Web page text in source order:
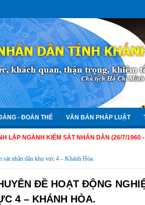
- ĐOÀN THỂ VĂN BẢN PHÁP LUẬT
KIỂM SÁT NHÂN DÂN (26/7/1960 - 26/7/
sát nhân dân khu vực 4 – Khánh Hòa.
ĐỀ HOẠT ĐỘNG
4 – KHÁNH HÒA.